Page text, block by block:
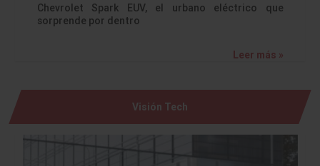
Chevrolet Spark EUV, el urbano eléctrico que
sorprende por dentro
Leer más »
Visión Tech